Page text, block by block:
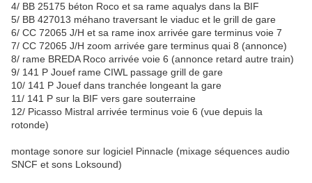
4/ BB 25175 béton Roco et sa rame aqualys dans la BIF
5/ BB 427013 méhano traversant le viaduc et le grill de gare
6/ CC 72065 J/H et sa rame inox arrivée gare terminus voie 7
7/ CC 72065 J/H zoom arrivée gare terminus quai 8 (annonce)
8/ rame BREDA Roco arrivée voie 6 (annonce retard autre train)
9/ 141 P Jouef rame CIWL passage grill de gare
10/ 141 P Jouef dans tranchée longeant la gare
11/ 141 P sur la BIF vers gare souterraine
12/ Picasso Mistral arrivée terminus voie 6 (vue depuis la
rotonde)
montage sonore sur logiciel Pinnacle (mixage séquences audio
SNCF et sons Loksound)